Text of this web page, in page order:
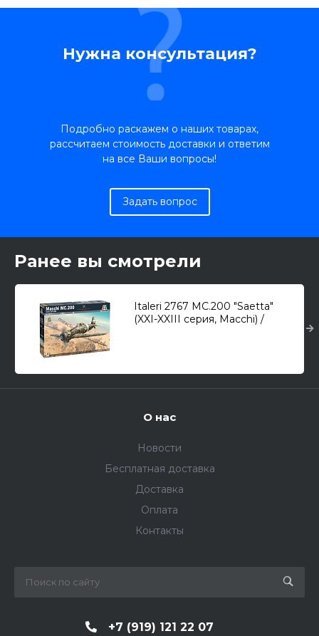
Нужна консультация?
Подробно раскажем о наших товарах,
рассчитаем стоимость доставки и ответим
на все Ваши вопросы!
Задать вопрос
Ранее вы смотрели
Italeri 2767 MC.200 "Saetta"
(XXI-XXIII серия, Macchi) /
О нас
Новости
Бесплатная доставка
Доставка
Оплата
Контакты
+7 (919) 121 22 07